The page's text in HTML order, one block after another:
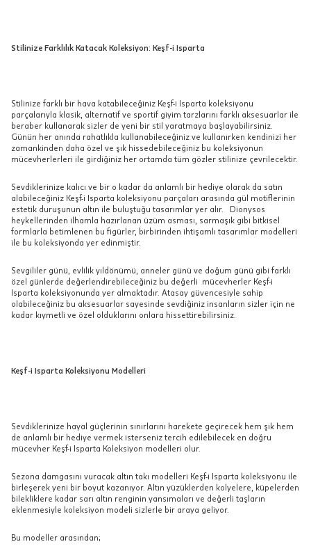
Stilinize Farklılık Katacak Koleksiyon: Keşf-i Isparta
Stilinize farklı bir hava katabileceğiniz Keşf-i Isparta koleksiyonu
parçalarıyla klasik, alternatif ve sportif giyim tarzlarını farklı aksesuarlar ile
beraber kullanarak sizler de yeni bir stil yaratmaya başlayabilirsiniz.
Günün her anında rahatlıkla kullanabileceğiniz ve kullanırken kendinizi her
zamankinden daha özel ve şık hissedebileceğiniz bu koleksiyonun
mücevherlerleri ile girdiğiniz her ortamda tüm gözler stilinize çevrilecektir.
Sevdiklerinize kalıcı ve bir o kadar da anlamlı bir hediye olarak da satın
alabileceğiniz Keşf-i Isparta koleksiyonu parçaları arasında gül motiflerinin
estetik duruşunun altın ile buluştuğu tasarımlar yer alır. Dionysos
heykellerinden ilhamla hazırlanan üzüm asması, sarmaşık gibi bitkisel
formlarla betimlenen bu figürler, birbirinden ihtişamlı tasarımlar modelleri
ile bu koleksiyonda yer edinmiştir.
Sevgililer günü, evlilik yıldönümü, anneler günü ve doğum günü gibi farklı
özel günlerde değerlendirebileceğiniz bu değerli mücevherler Keşf-i
Isparta koleksiyonunda yer almaktadır. Atasay güvencesiyle sahip
olabileceğiniz bu aksesuarlar sayesinde sevdiğiniz insanların sizler için ne
kadar kıymetli ve özel olduklarını onlara hissettirebilirsiniz.
Keşf-i Isparta Koleksiyonu Modelleri
Sevdiklerinize hayal güçlerinin sınırlarını harekete geçirecek hem şık hem
de anlamlı bir hediye vermek isterseniz tercih edilebilecek en doğru
mücevher Keşf-i Isparta Koleksiyon modelleri olur.
Sezona damgasını vuracak altın takı modelleri Keşf-i Isparta koleksiyonu ile
birleşerek yeni bir boyut kazanıyor. Altın yüzüklerden kolyelere, küpelerden
bilekliklere kadar sarı altın renginin yansımaları ve değerli taşların
eklenmesiyle koleksiyon modeli sizlerle bir araya geliyor.
Bu modeller arasından;